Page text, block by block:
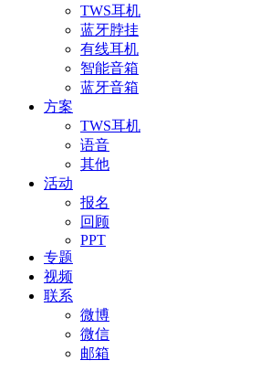
TWS耳机
蓝牙脖挂
有线耳机
智能音箱
蓝牙音箱
方案
TWS耳机
语音
其他
活动
报名
回顾
PPT
专题
视频
联系
微博
微信
邮箱